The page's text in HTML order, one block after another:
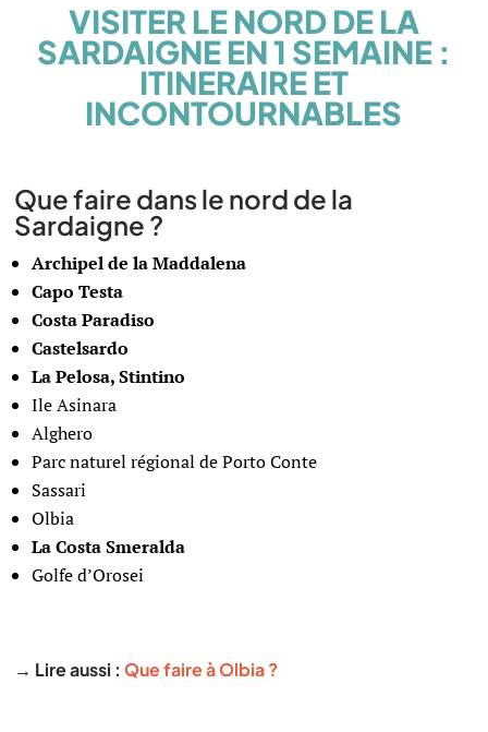
VISITER LE NORD DE LA
SARDAIGNE EN 1 SEMAINE :
ITINERAIRE ET
INCONTOURNABLES
Que faire dans le nord de la
Sardaigne ?
Archipel de la Maddalena
Capo Testa
Costa Paradiso
Castelsardo
La Pelosa, Stintino
Ile Asinara
Alghero
Parc naturel régional de Porto Conte
Sassari
Olbia
La Costa Smeralda
Golfe d’Orosei
→ Lire aussi :Que faire à Olbia ?